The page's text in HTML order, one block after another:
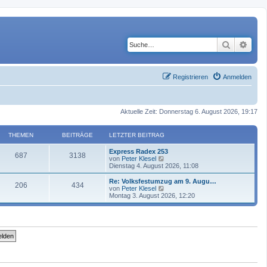
Suche
Anmelden
Registrieren
Aktuelle Zeit: Donnerstag 6. August 2026, 19:17
THEMEN BEITRÄGE LETZTER BEITRAG
687 3138
Express Radex 253
von Peter Klesel
e
u
e
t
r
i
Dienstag 4. August 2026, 11:08
206 434
Re: Volksfestumzug am 9. Augu…
von Peter Klesel
e
u
Montag 3. August 2026, 12:20